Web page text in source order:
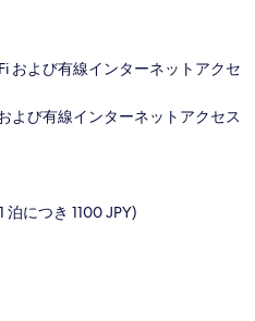
および有線インターネットアクセ
よび有線インターネットアクセス
につき 1100 JPY)